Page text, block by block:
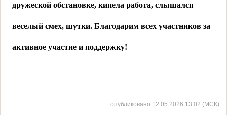
дружеской обстановке, кипела работа, слышался
веселый смех, шутки. Благодарим всех участников за
активное участие и поддержку!
опубликовано 12.05.2026 13:02 (МСК)